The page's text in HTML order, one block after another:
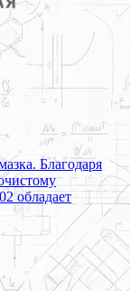
Благодаря
обладает